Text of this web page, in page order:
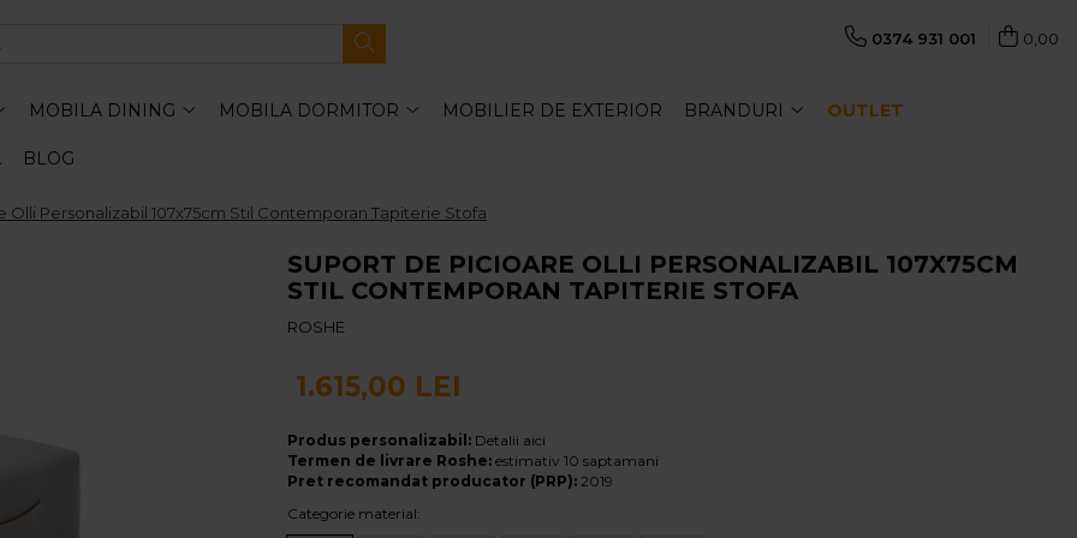
0374 931 001 0,00
MOBILA DINING MOBILA DORMITOR MOBILIER DE EXTERIOR BRANDURI OUTLET
BLOG
Personalizabil 107x75cm Stil Contemporan Tapiterie Stofa
SUPORT DE PICIOARE OLLI PERSONALIZABIL 107X75CM
STIL CONTEMPORAN TAPITERIE STOFA
ROSHE
1.615,00 LEI
Produs personalizabil: Detalii aici
Termen de livrare Roshe: estimativ 10 saptamani
Pret recomandat producator (PRP): 2019
Categorie material: